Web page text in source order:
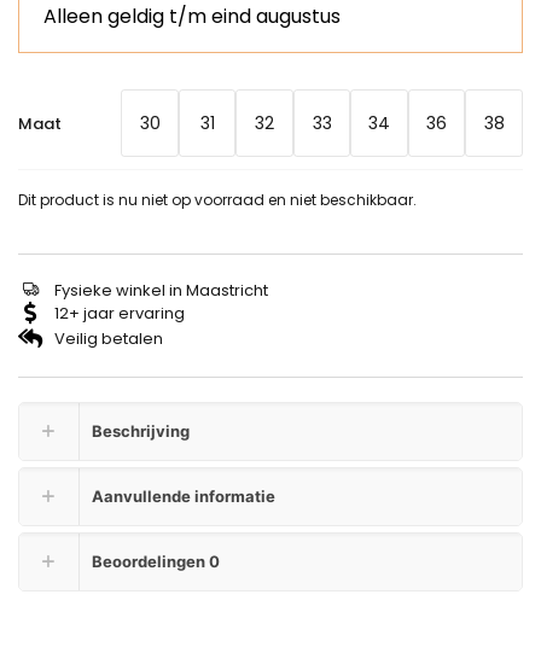
Alleen geldig t/m eind augustus
Maat 30 31 32 33 34 36 38
Dit product is nu niet op voorraad en niet beschikbaar.
Fysieke winkel in Maastricht
12+ jaar ervaring
Veilig betalen
Beschrijving
Aanvullende informatie
Beoordelingen0